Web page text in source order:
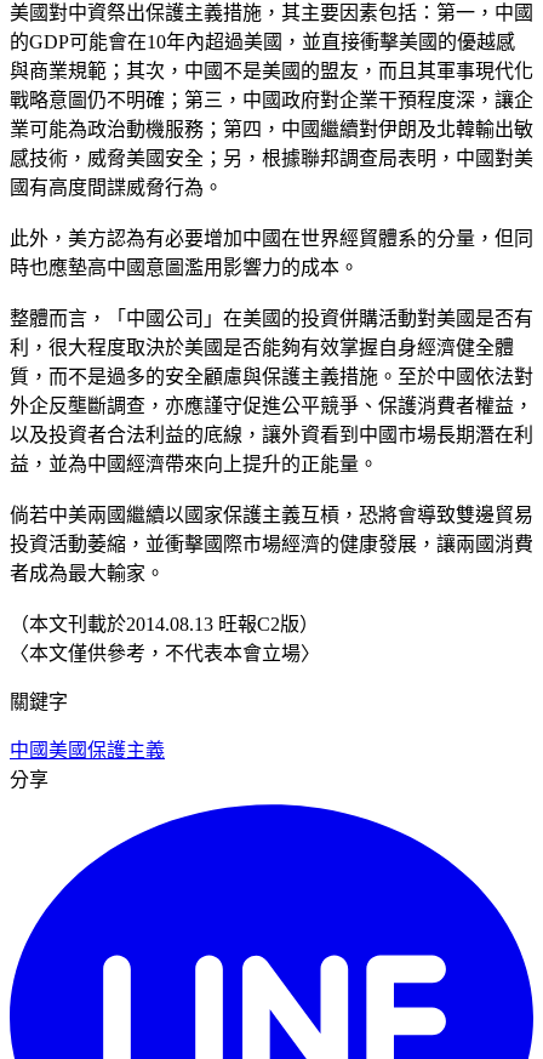
美國對中資祭出保護主義措施，其主要因素包括：第一，中國
的GDP可能會在10年內超過美國，並直接衝擊美國的優越感
與商業規範；其次，中國不是美國的盟友，而且其軍事現代化
戰略意圖仍不明確；第三，中國政府對企業干預程度深，讓企
業可能為政治動機服務；第四，中國繼續對伊朗及北韓輸出敏
感技術，威脅美國安全；另，根據聯邦調查局表明，中國對美
國有高度間諜威脅行為。
此外，美方認為有必要增加中國在世界經貿體系的分量，但同
時也應墊高中國意圖濫用影響力的成本。
整體而言，「中國公司」在美國的投資併購活動對美國是否有
利，很大程度取決於美國是否能夠有效掌握自身經濟健全體
質，而不是過多的安全顧慮與保護主義措施。至於中國依法對
外企反壟斷調查，亦應謹守促進公平競爭、保護消費者權益，
以及投資者合法利益的底線，讓外資看到中國市場長期潛在利
益，並為中國經濟帶來向上提升的正能量。
倘若中美兩國繼續以國家保護主義互槓，恐將會導致雙邊貿易
投資活動萎縮，並衝擊國際市場經濟的健康發展，讓兩國消費
者成為最大輸家。
（本文刊載於2014.08.13 旺報C2版）
〈本文僅供參考，不代表本會立場〉
關鍵字
中國美國保護主義
分享